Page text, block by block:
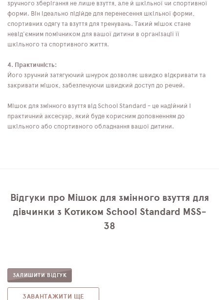
зручного зберігання не лише взуття, але й шкільної чи спортивної
форми. Він ідеально підійде для перенесення шкільної форми,
спортивних одягу та взуття для тренувань. Такий мішок стане
невід'ємним помічником для вашої дитини в організації її
шкільного та спортивного життя.
4. Практичність:
Його зручний затягуючий шнурок дозволяє швидко відкривати та
закривати мішок, забезпечуючи швидкий доступ до речей.
Мішок для змінного взуття від School Standard - це надійний і
практичний аксесуар, який буде корисним доповненням до
шкільного або спортивного обладнання вашої дитини.
Відгуки про Мішок для змінного взуття для
дівчинки з Котиком School Standard MSS-
38
ЗАЛИШИТИ ВІДГУК
ЗАВАНТАЖИТИ ЩЕ